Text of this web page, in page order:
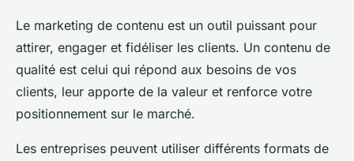
Le marketing de contenu est un outil puissant pour
attirer, engager et fidéliser les clients. Un contenu de
qualité est celui qui répond aux besoins de vos
clients, leur apporte de la valeur et renforce votre
positionnement sur le marché.
Les entreprises peuvent utiliser différents formats de